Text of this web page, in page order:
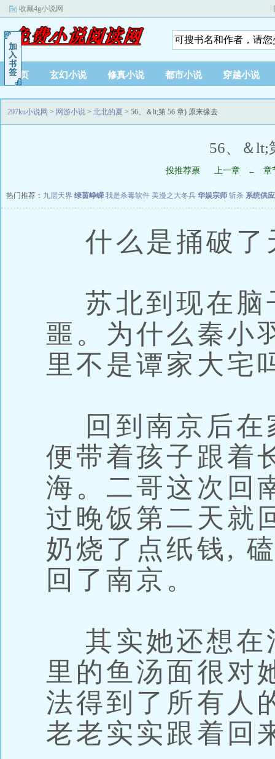
收藏4g小说网
首页 玄幻小说 修真小说 都市小说 穿越小说
297ku小说网 > 网游小说 > 北北的夏 > 56、＆lt;第 56 章) 原来缘去
56、＆lt;
投推荐票 上一章 ← 章
热门推荐： 九层天界 绿茵峥嵘 我是杀毒软件 美漫之大冬兵 华娱宗师 斩杀 系统供
什么是捅破了
苏北到现在脑
噩。为什么秦小
里不是谭家大宅
回到南京后在
便带着孩子跟着
海。二哥这次回
过晚饭第二天就
奶烧了点纸钱,
回了南京。
其实她还想在
里的鱼汤面很对
法得到了所有人
老老实实跟着回